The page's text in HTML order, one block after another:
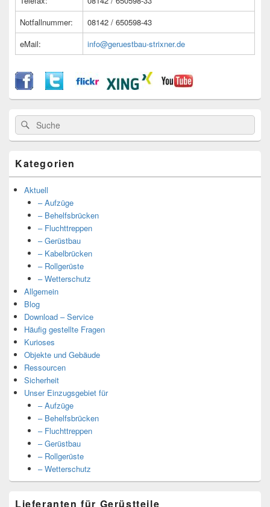
Notfallnummer:
08142 / 650598-43
eMail:
info@geruestbau-strixner.de
Suche
nach:
Suche
Kategorien
Aktuell
– Aufzüge
– Behelfsbrücken
– Fluchttreppen
– Gerüstbau
– Kabelbrücken
– Rollgerüste
– Wetterschutz
Allgemein
Blog
Download – Service
Häufig gestellte Fragen
Kurioses
Objekte und Gebäude
Ressourcen
Sicherheit
Unser Einzugsgebiet für
– Aufzüge
– Behelfsbrücken
– Fluchttreppen
– Gerüstbau
– Rollgerüste
– Wetterschutz
Lieferanten für Gerüstteile